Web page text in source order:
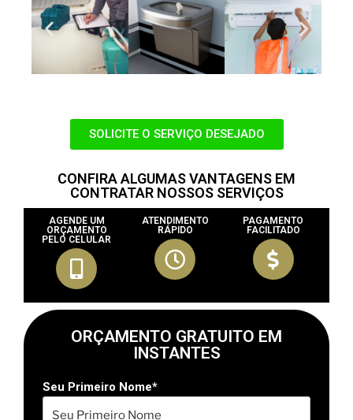
SOLICITE O SERVIÇO DESEJADO
CONFIRA ALGUMAS VANTAGENS EM
CONTRATAR NOSSOS SERVIÇOS
AGENDE UM
ORÇAMENTO
PELO CELULAR
ATENDIMENTO
RÁPIDO
PAGAMENTO
FACILITADO
ORÇAMENTO GRATUITO EM
INSTANTES
Seu Primeiro Nome*